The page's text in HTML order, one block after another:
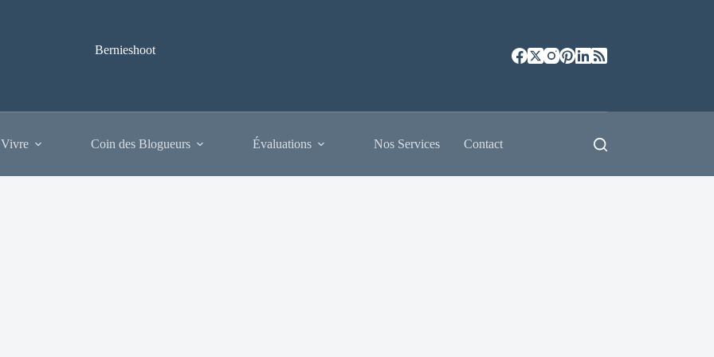
Bernieshoot
Coin des Blogueurs Évaluations Nos Services Contact